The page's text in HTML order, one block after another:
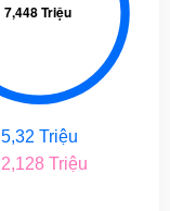
5,32 Triệu
2,128 Triệu